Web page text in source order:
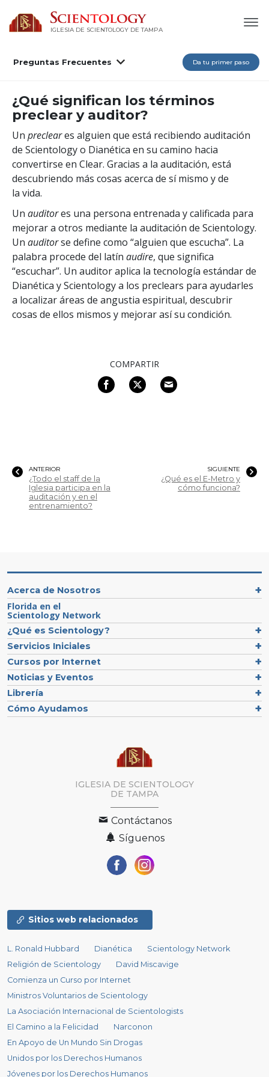
IGLESIA DE SCIENTOLOGY DE TAMPA
Preguntas Frecuentes Da tu primer paso
¿Qué significan los términos
preclear y auditor?
Un precleares alguien que está recibiendo auditación
de Scientology o Dianética en su camino hacia
convertirse en Clear. Gracias a la auditación, está
descubriendo más cosas acerca de sí mismo y de
la vida.
Un auditores una persona entrenada y calificada para
mejorar a otros mediante la auditación de Scientology.
Un auditorse define como “alguien que escucha”. La
palabra procede del latín audire, que significa
“escuchar”. Un auditor aplica la tecnología estándar de
Dianética y Scientology a los preclears para ayudarles
a localizar áreas de angustia espiritual, descubrir
cosas de ellos mismos y mejorar así su condición.
COMPARTIR
ANTERIOR
¿Todo el staff de la
Iglesia participa en la
auditación y en el
entrenamiento?
SIGUIENTE
¿Qué es el E-Metro y
cómo funciona?
Acerca de Nosotros
Florida en el
Scientology Network
¿Qué es Scientology?
Servicios Iniciales
Cursos por Internet
Noticias y Eventos
Librería
Cómo Ayudamos
IGLESIA DE SCIENTOLOGY
DE TAMPA
Contáctanos
Síguenos
Sitios web relacionados
L. Ronald Hubbard Dianética
Scientology Network
Religión de Scientology
David Miscavige
Comienza un Curso por Internet
Ministros Voluntarios de Scientology
La Asociación Internacional de Scientologists
El Camino a la Felicidad
Narconon
En Apoyo de Un Mundo Sin Drogas
Unidos por los Derechos Humanos
Jóvenes por los Derechos Humanos